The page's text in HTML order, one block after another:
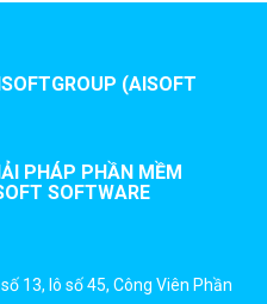
(AISOFT
PHÁP PHẦN MỀM
SOFTWARE
13, lô số 45, Công Viên Phần